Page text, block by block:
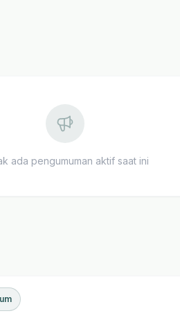
ada pengumuman aktif saat ini